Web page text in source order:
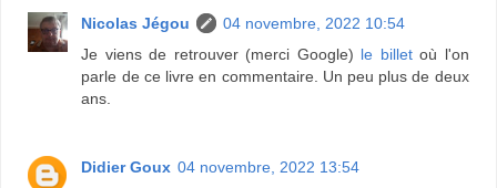
Nicolas Jégou
04 novembre, 2022 10:54
Je viens de retrouver (merci Google) le billetoù l'on
parle de ce livre en commentaire. Un peu plus de deux
ans.
Didier Goux 04 novembre, 2022 13:54